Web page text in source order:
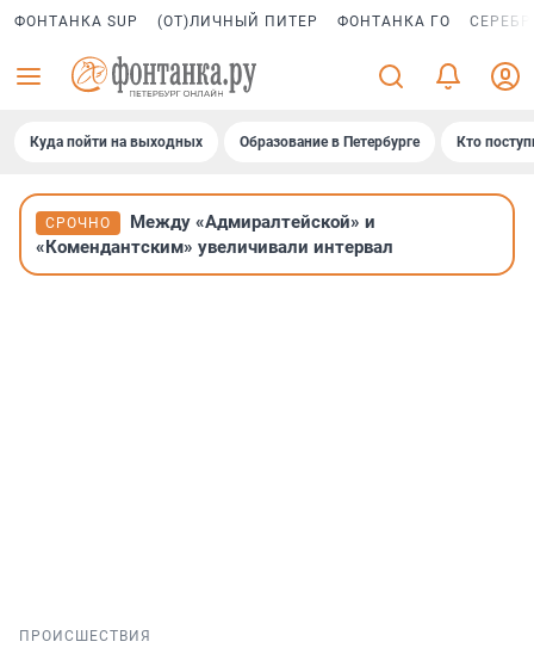
ФОНТАНКА SUP (ОТ)ЛИЧНЫЙ ПИТЕР ФОНТАНКА ГО
Куда пойти на выходных Образование в Петербурге Кто
СРОЧНО
Между «Адмиралтейской» и
«Комендантским» увеличивали интервал
ПРОИСШЕСТВИЯ